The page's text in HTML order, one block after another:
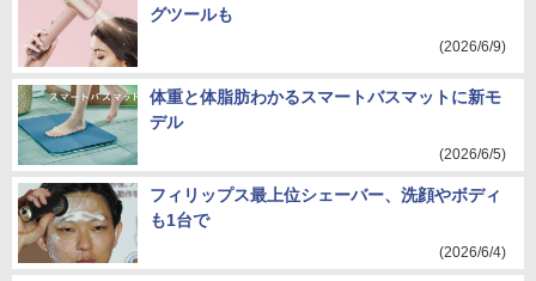
グツールも
(2026/6/9)
体重と体脂肪わかるスマートバスマットに新モ
デル
(2026/6/5)
フィリップス最上位シェーバー、洗顔やボディ
も1台で
(2026/6/4)